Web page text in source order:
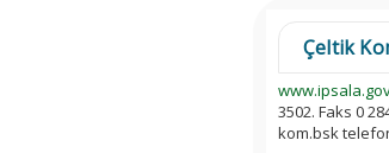
Çeltik
3502. Faks 0
kom.bsk